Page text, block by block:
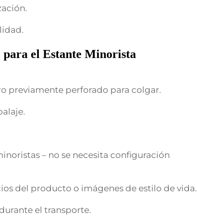
para el Estante Minorista
previamente perforado para colgar.
– no se necesita configuración
del producto o imágenes de estilo de vida.
el transporte.